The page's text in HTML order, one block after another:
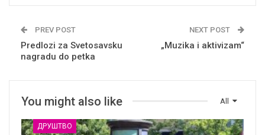
PREV POST
Predlozi za Svetosavsku
nagradu do petka
NEXT POST
„Muzika i aktivizam“
All
You might also like
ДРУШТВО